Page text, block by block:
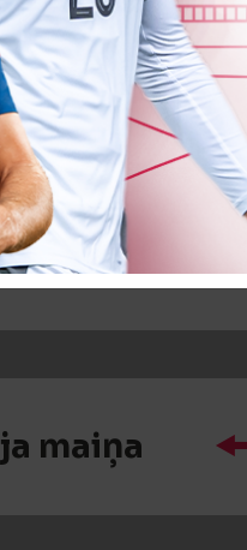
maiņa
kartīte
maiņa